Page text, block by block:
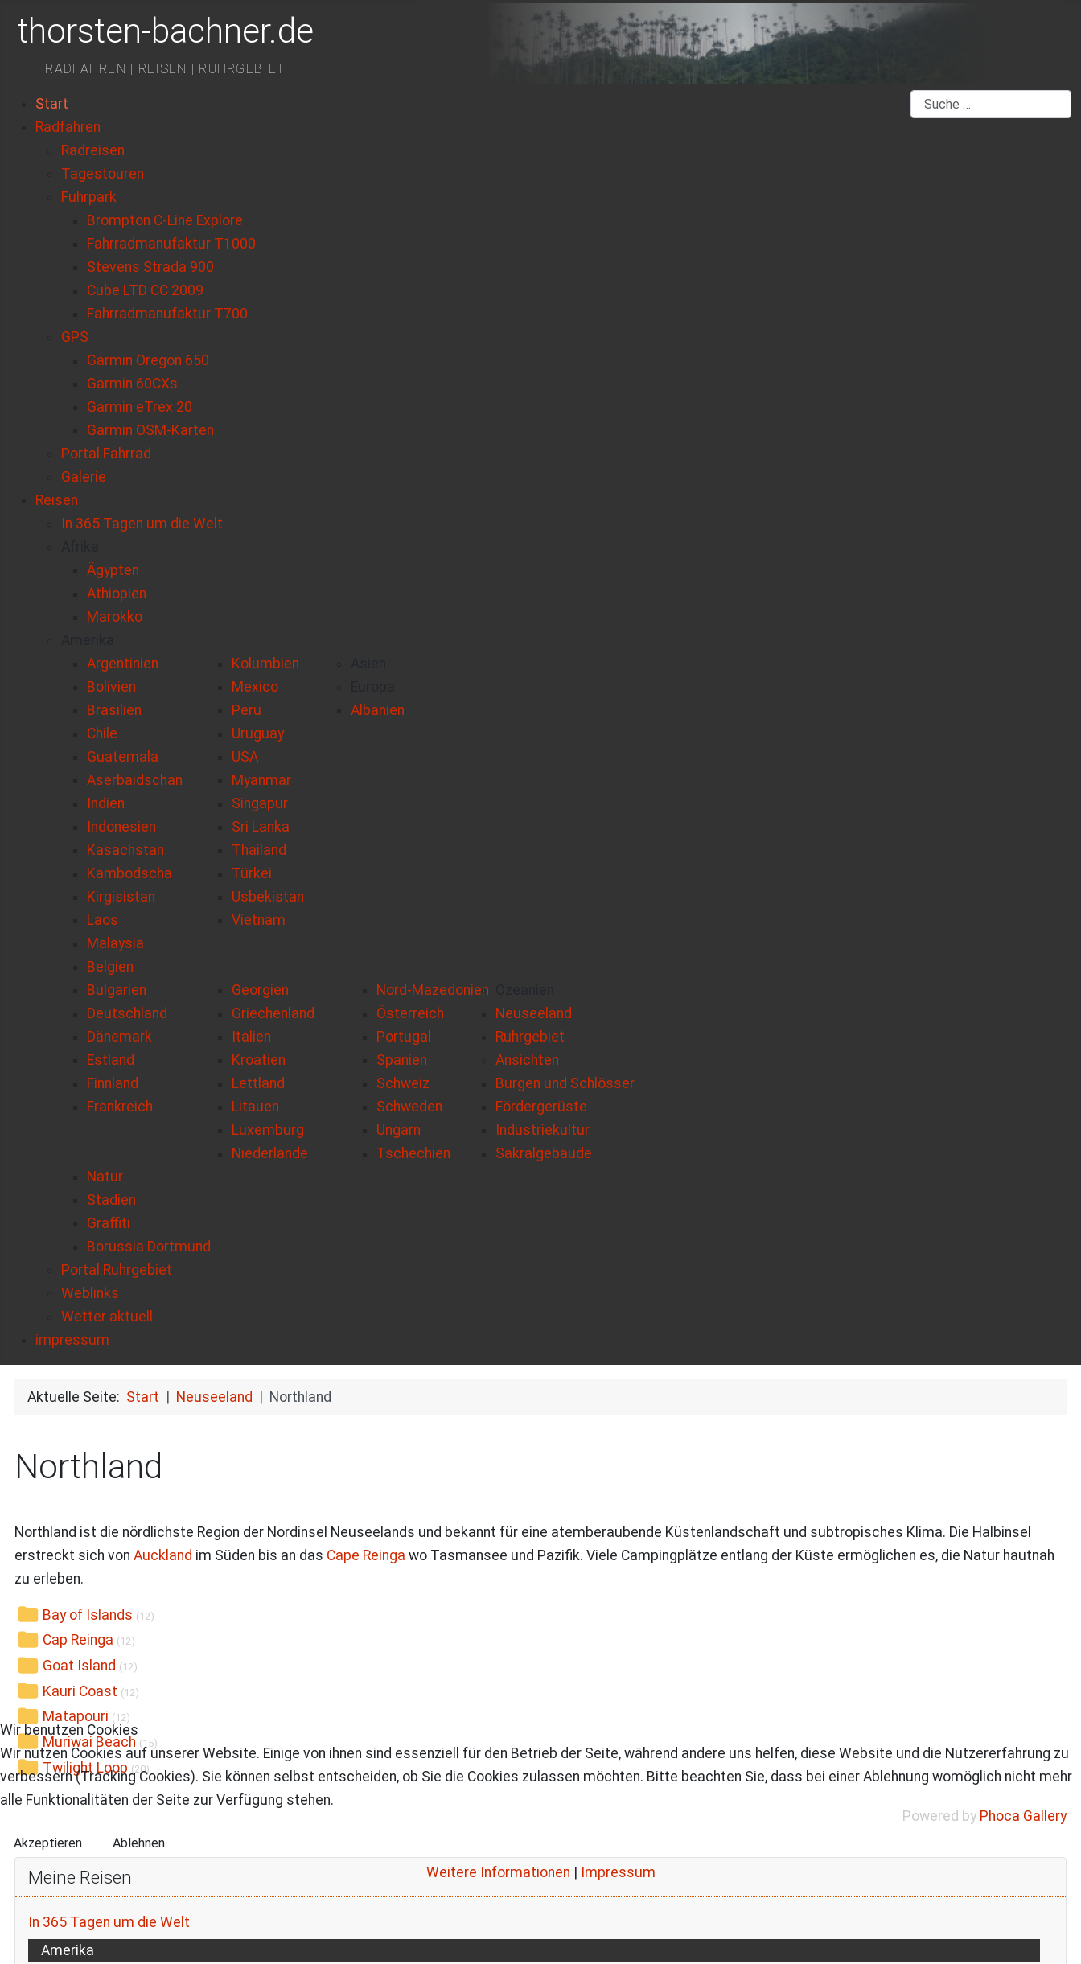
thorsten-bachner.de
RADFAHREN | REISEN | RUHRGEBIET
Start
Radfahren
Radreisen
Tagestouren
Fuhrpark
Brompton C-Line Explore
Fahrradmanufaktur T1000
Stevens Strada 900
Cube LTD CC 2009
Fahrradmanufaktur T700
GPS
Garmin Oregon 650
Garmin 60CXs
Garmin eTrex 20
Garmin OSM-Karten
Portal:Fahrrad
Galerie
Reisen
In 365 Tagen um die Welt
Ägypten
Äthiopien
Marokko
Argentinien
Bolivien
Brasilien
Chile
Guatemala
Kolumbien
Mexico
Peru
Uruguay
USA
Aserbaidschan
Indien
Indonesien
Kasachstan
Kambodscha
Kirgisistan
Laos
Malaysia
Myanmar
Singapur
Sri Lanka
Thailand
Türkei
Usbekistan
Vietnam
Albanien
Belgien
Bulgarien
Deutschland
Dänemark
Estland
Finnland
Frankreich
Georgien
Griechenland
Italien
Kroatien
Lettland
Litauen
Luxemburg
Niederlande
Nord-Mazedonien
Österreich
Portugal
Spanien
Schweiz
Schweden
Ungarn
Tschechien
Neuseeland
Ruhrgebiet
Ansichten
Burgen und Schlösser
Fördergerüste
Industriekultur
Sakralgebäude
Natur
Stadien
Graffiti
Borussia Dortmund
Portal:Ruhrgebiet
Weblinks
Wetter aktuell
impressum
Suchen
Aktuelle Seite: Start Neuseeland Northland
Northland
Northland ist die nördlichste Region der Nordinsel Neuseelands und bekannt für eine atemberaubende Küstenlandschaft und subtropisches Klima. Die Halbinsel
erstreckt sich von Auckland im Süden bis an das Cape Reinga wo Tasmansee und Pazifik. Viele Campingplätze entlang der Küste ermöglichen es, die Natur hautnah
zu erleben.
Bay of Islands (12)
Cap Reinga (12)
Goat Island (12)
Kauri Coast (12)
Matapouri (12)
Muriwai Beach (15)
Twilight Loop (20)
Powered by Phoca Gallery
Meine Reisen
In 365 Tagen um die Welt
Amerika
Wir benutzen Cookies
Wir nutzen Cookies auf unserer Website. Einige von ihnen sind essenziell für den Betrieb der Seite, während andere uns helfen, diese Website und die Nutzererfahrung zu
verbessern (Tracking Cookies). Sie können selbst entscheiden, ob Sie die Cookies zulassen möchten. Bitte beachten Sie, dass bei einer Ablehnung womöglich nicht mehr
alle Funktionalitäten der Seite zur Verfügung stehen.
Akzeptieren Ablehnen
Weitere Informationen Impressum